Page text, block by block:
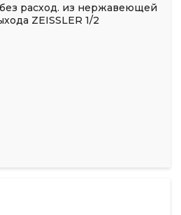
расход. из нержавеющей
ZEISSLER 1/2